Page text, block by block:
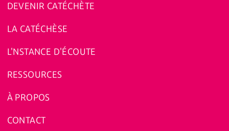
DEVENIR CATÉCHÈTE
LA CATÉCHÈSE
L'NSTANCE D'ÉCOUTE
RESSOURCES
À PROPOS
CONTACT